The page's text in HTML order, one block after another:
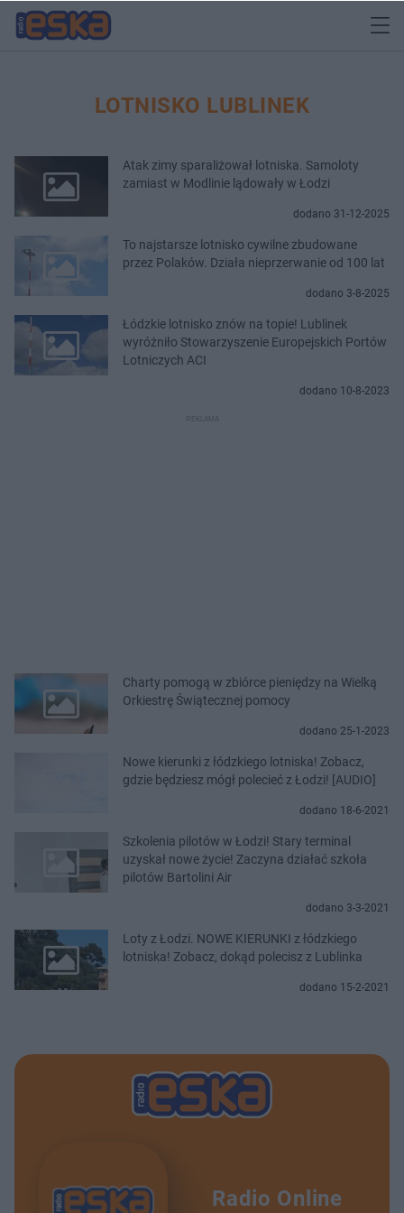
LOTNISKO LUBLINEK
Atak zimy sparaliżował lotniska. Samoloty
zamiast w Modlinie lądowały w Łodzi
dodano 31-12-2025
To najstarsze lotnisko cywilne zbudowane
przez Polaków. Działa nieprzerwanie od 100 lat
dodano 3-8-2025
Łódzkie lotnisko znów na topie! Lublinek
wyróżniło Stowarzyszenie Europejskich Portów
Lotniczych ACI
dodano 10-8-2023
Charty pomogą w zbiórce pieniędzy na Wielką
Orkiestrę Świątecznej pomocy
dodano 25-1-2023
Nowe kierunki z łódzkiego lotniska! Zobacz,
gdzie będziesz mógł polecieć z Łodzi! [AUDIO]
dodano 18-6-2021
Szkolenia pilotów w Łodzi! Stary terminal
uzyskał nowe życie! Zaczyna działać szkoła
pilotów Bartolini Air
dodano 3-3-2021
Loty z Łodzi. NOWE KIERUNKI z łódzkiego
lotniska! Zobacz, dokąd polecisz z Lublinka
dodano 15-2-2021
Radio Online